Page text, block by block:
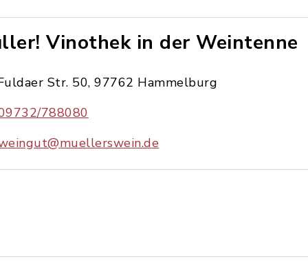
Vinothek in der Weintenne
Str. 50, 97762 Hammelburg
788080